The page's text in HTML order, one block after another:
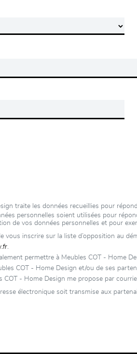
traite les données recueillies pour
personnelles soient utilisées pour
de vos données personnelles et pour
vous inscrire sur la liste d’opposition au
.
permettre à Meubles COT - Home
COT - Home Design et/ou de ses
COT - Home Design me propose par
électronique soit transmise aux